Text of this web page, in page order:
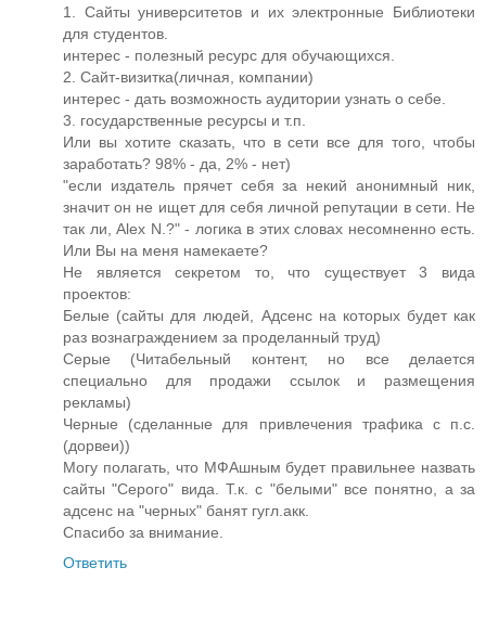
1. Сайты университетов и их электронные Библиотеки
для студентов.
интерес - полезный ресурс для обучающихся.
2. Сайт-визитка(личная, компании)
интерес - дать возможность аудитории узнать о себе.
3. государственные ресурсы и т.п.
Или вы хотите сказать, что в сети все для того, чтобы
заработать? 98% - да, 2% - нет)
"если издатель прячет себя за некий анонимный ник,
значит он не ищет для себя личной репутации в сети. Не
так ли, Alex N.?" - логика в этих словах несомненно есть.
Или Вы на меня намекаете?
Не является секретом то, что существует 3 вида
проектов:
Белые (сайты для людей, Адсенс на которых будет как
раз вознаграждением за проделанный труд)
Серые (Читабельный контент, но все делается
специально для продажи ссылок и размещения
рекламы)
Черные (сделанные для привлечения трафика с п.с.
(дорвеи))
Могу полагать, что МФАшным будет правильнее назвать
сайты "Серого" вида. Т.к. с "белыми" все понятно, а за
адсенс на "черных" банят гугл.акк.
Спасибо за внимание.
Ответить